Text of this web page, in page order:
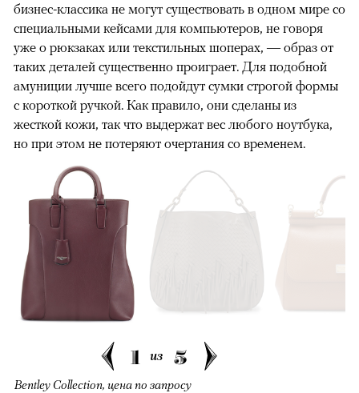
бизнес-классика не могут существовать в одном мире со
специальными кейсами для компьютеров, не говоря
уже о рюкзаках или текстильных шоперах, — образ от
таких деталей существенно проиграет. Для подобной
амуниции лучше всего подойдут сумки строгой формы
с короткой ручкой. Как правило, они сделаны из
жесткой кожи, так что выдержат вес любого ноутбука,
но при этом не потеряют очертания со временем.
1 из 5
Bentley Collection, цена по запросу